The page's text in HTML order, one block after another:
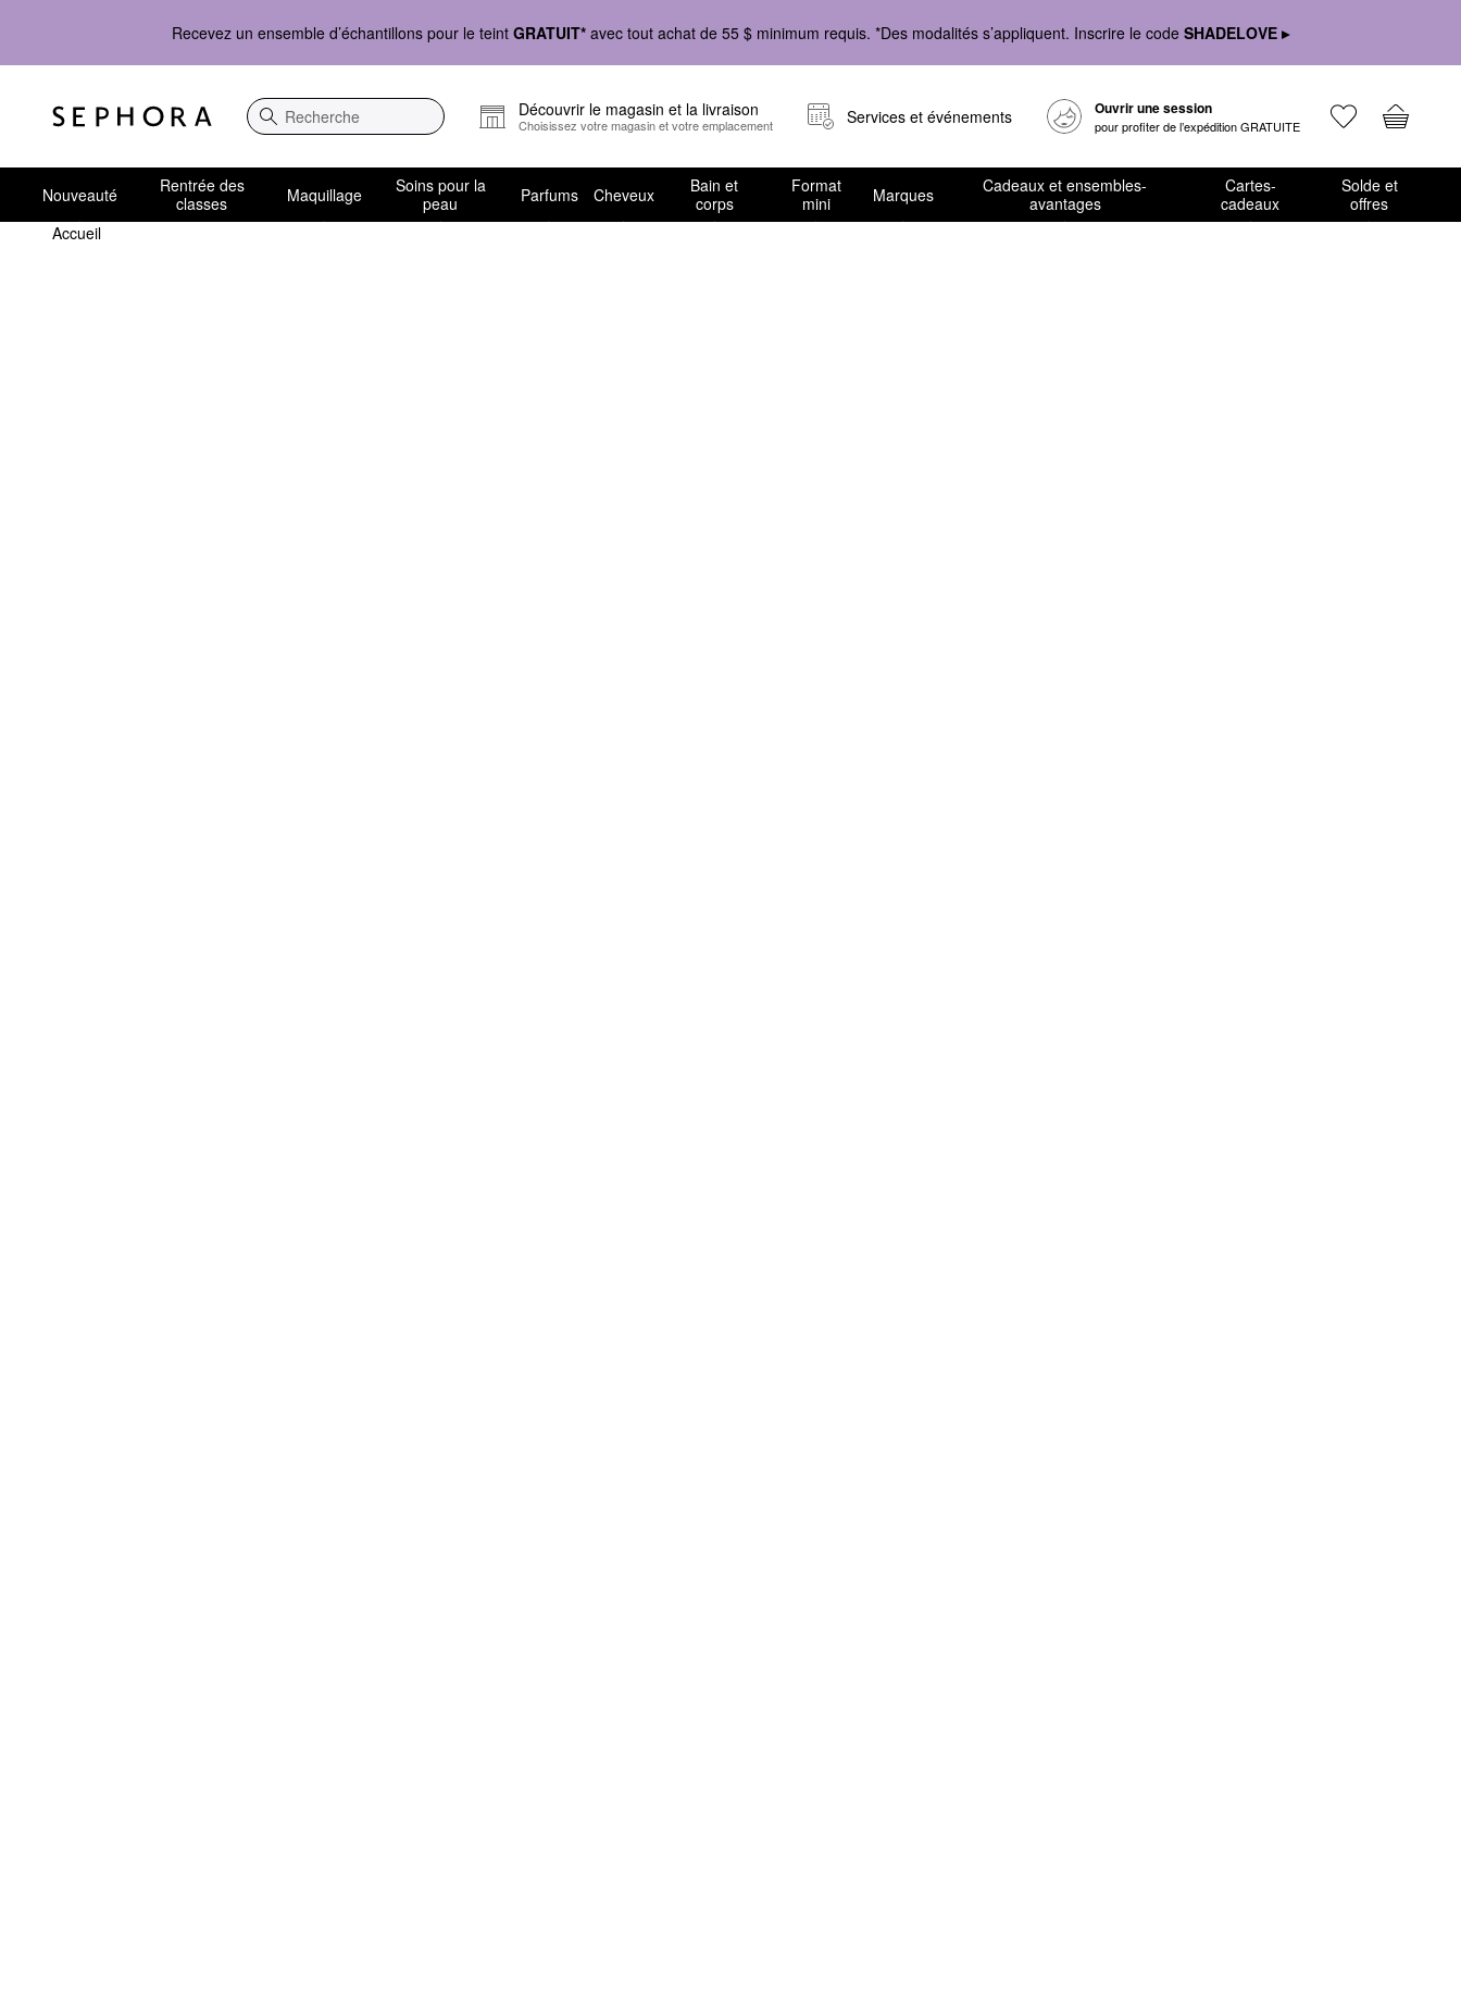
Recevez un ensemble d’échantillons pour le teint GRATUIT* avec tout achat de 55 $ minimum requis. *Des modalités s’appliquent. Inscrire le code SHADELOVE ▸
Recherche
Découvrir le magasin et la livraison
Choisissez votre magasin et votre emplacement Services et événements Ouvrir une session
pour profiter de l’expédition GRATUITE
Nouveauté
Rentrée des
classes
Maquillage
Soins pour la
peau
Parfums Cheveux
Bain et
corps
Format
mini
Marques
Cadeaux et ensembles-
avantages
Cartes-
cadeaux
Solde et
offres
Accueil